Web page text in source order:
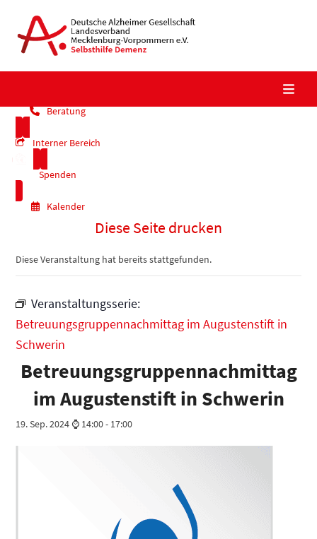
content
Beratung
Interner Bereich
Spenden
Kalender
Diese Seite drucken
Diese Veranstaltung hat bereits stattgefunden.
Veranstaltungsserie:
Betreuungsgruppennachmittag im Augustenstift in
Schwerin
Betreuungsgruppennachmittag
im Augustenstift in Schwerin
19. Sep. 2024 ⌚ 14:00- 17:00